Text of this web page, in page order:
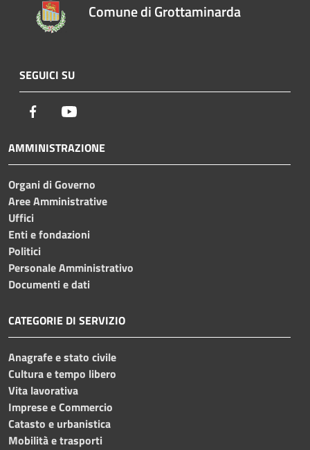
Comune di Grottaminarda
SEGUICI SU
Facebook
AMMINISTRAZIONE
Organi di Governo
Aree Amministrative
Uffici
Enti e fondazioni
Politici
Personale Amministrativo
Documenti e dati
CATEGORIE DI SERVIZIO
Anagrafe e stato civile
Cultura e tempo libero
Vita lavorativa
Imprese e Commercio
Catasto e urbanistica
Mobilità e trasporti